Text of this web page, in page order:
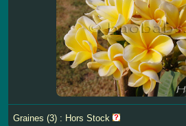
Graines (3) : Hors Stock